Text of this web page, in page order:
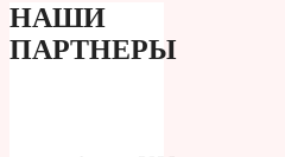
НАШИ
ПАРТНЕРЫ